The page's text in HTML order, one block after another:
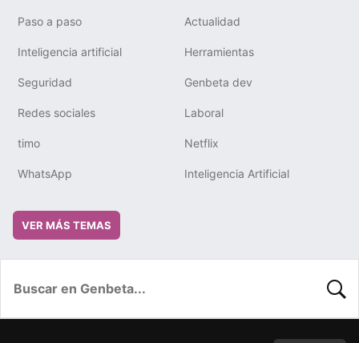
Paso a paso Actualidad
Inteligencia artificial Herramientas
Seguridad Genbeta dev
Redes sociales Laboral
timo Netflix
WhatsApp Inteligencia Artificial
VER MÁS TEMAS